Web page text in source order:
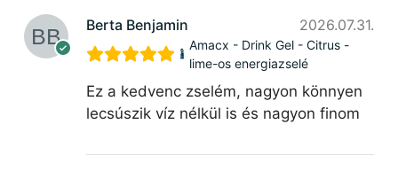
Berta Benjamin 2026.07.31.
Amacx - Drink Gel - Citrus -
lime-os energiazselé
Ez a kedvenc zselém, nagyon könnyen
lecsúszik víz nélkül is és nagyon finom